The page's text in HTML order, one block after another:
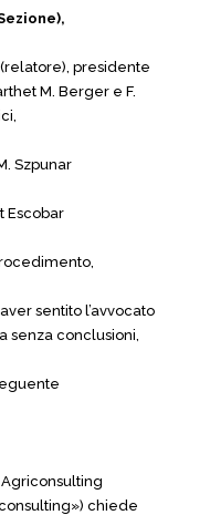
presidente
M. Berger e F.
Szpunar
Escobar
sentito l’avvocato
senza conclusioni,
chiede